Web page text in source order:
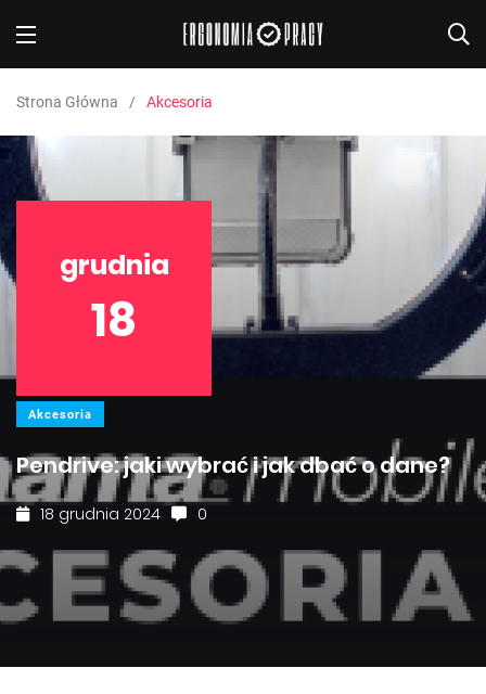
Strona Główna Akcesoria
grudnia
18
Akcesoria
Pendrive: jaki wybrać i jak dbać o dane?
18 grudnia 2024 0